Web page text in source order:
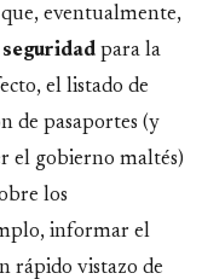
eventualmente,
para la
el listado de
de pasaportes (y
el gobierno maltés)
los
informar el
rápido vistazo de